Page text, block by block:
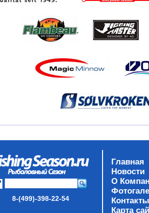
8-(499)-398-22-54
Главная
Новости
О
Контакты
Карта